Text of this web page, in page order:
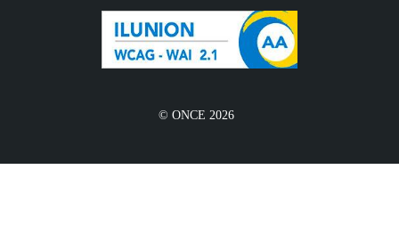
© ONCE 2026